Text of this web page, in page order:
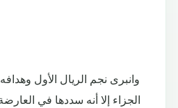
وانبرى نجم الريال الأول
الجزاء إلا أنه سددها في